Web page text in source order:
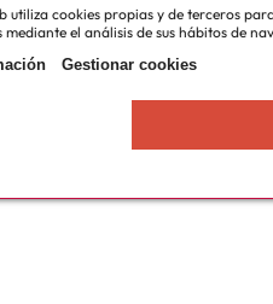
utiliza cookies propias y de terceros
el análisis de sus hábitos de
Gestionar cookies